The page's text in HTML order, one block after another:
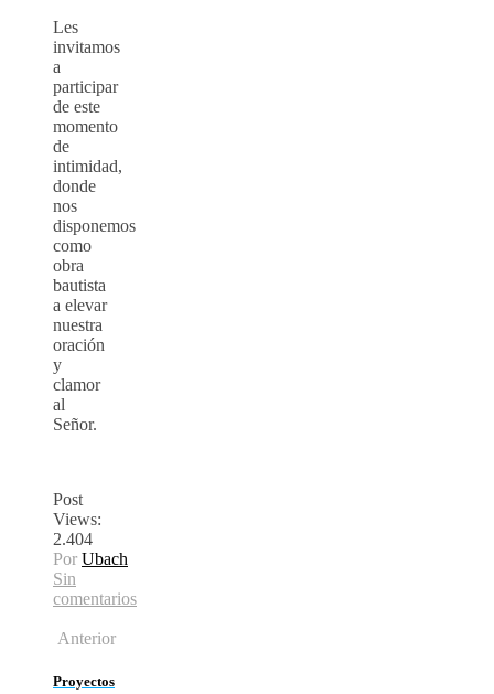
Les
invitamos
a
participar
de este
momento
de
intimidad,
donde
nos
disponemos
como
obra
bautista
a elevar
nuestra
oración
y
clamor
al
Señor.
Post
Views:
2.404
Por Ubach
Sin
comentarios
Anterior
Proyectos